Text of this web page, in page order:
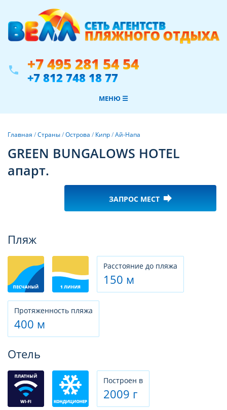
phone +7 495 281 54 54
+7 812 748 18 77
МЕНЮ ☰
Главная /Страны/Острова / Кипр/Ай-Напа
GREEN BUNGALOWS HOTEL
апарт.
ЗАПРОС МЕСТ forward
Пляж
Расстояние до пляжа
150 м
Протяженность пляжа
400 м
Отель
Построен в
2009 г